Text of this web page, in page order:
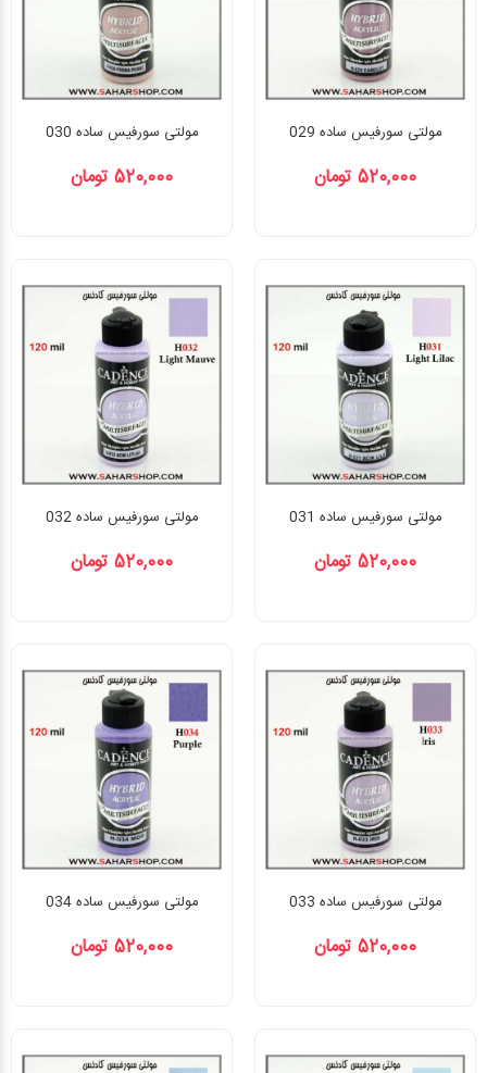
مولتی سورفیس ساده 029
520,000 تومان
مولتی سورفیس ساده 030
520,000 تومان
مولتی سورفیس ساده 031
520,000 تومان
مولتی سورفیس ساده 032
520,000 تومان
مولتی سورفیس ساده 033
520,000 تومان
مولتی سورفیس ساده 034
520,000 تومان